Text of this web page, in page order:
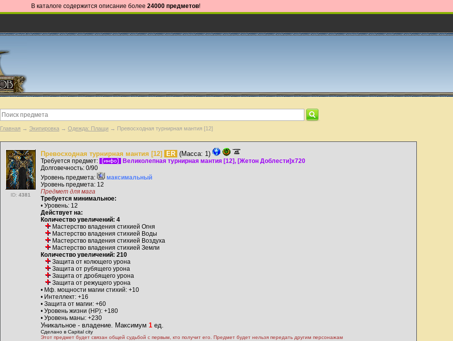
В каталоге содержится описание более 24000 предметов!
Главная → Экипировка → Одежда: Плащи → Превосходная турнирная мантия [12]
ID: 4381
Превосходная турнирная мантия [12] ER (Масса: 1)
Требуется предмет:
Великолепная турнирная мантия [12], [Жетон Доблести]x720
Долговечность: 0/90
Уровень предмета:
максимальный
Уровень предмета: 12
Предмет для мага
Требуется минимальное:
• Уровень: 12
Действует на:
Количество увеличений: 4
Мастерство владения стихией Огня
Мастерство владения стихией Воды
Мастерство владения стихией Воздуха
Мастерство владения стихией Земли
Количество увеличений: 210
Защита от колющего урона
Защита от рубящего урона
Защита от дробящего урона
Защита от режущего урона
• Мф. мощности магии стихий: +10
• Интеллект: +16
• Защита от магии: +60
• Уровень жизни (HP): +180
• Уровень маны: +230
Уникальное - владение. Максимум 1 ед.
Сделано в Capital city
Этот предмет будет связан общей судьбой с первым, кто получит его. Предмет будет нельзя передать другим персонажам